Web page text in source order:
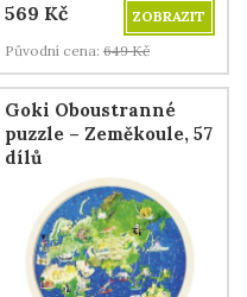
569 Kč
ZOBRAZIT
Původní cena: 649 Kč
Goki Oboustranné
puzzle – Zeměkoule, 57
dílů